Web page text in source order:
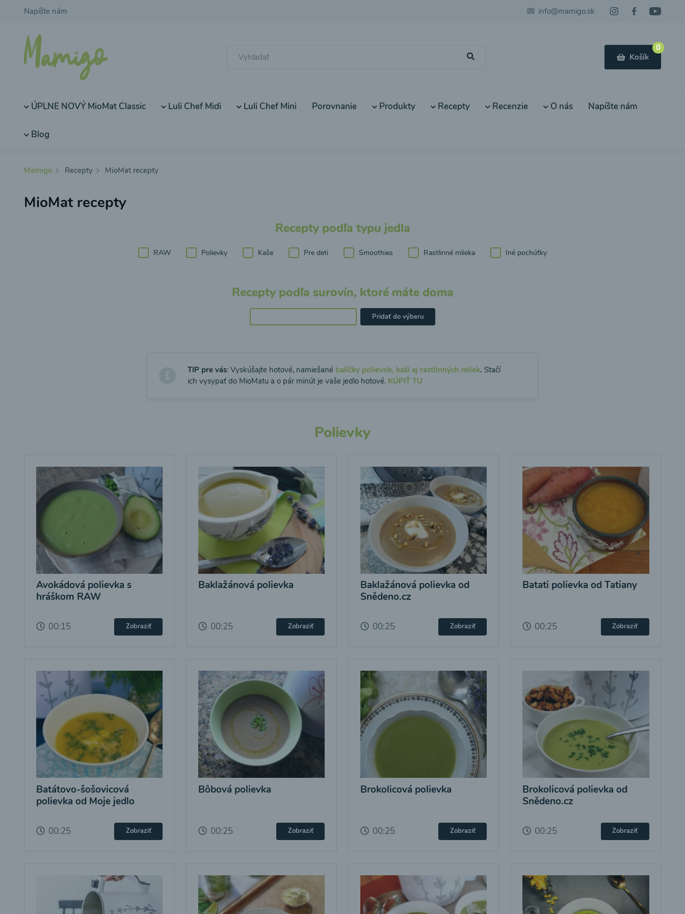
Napíšte nám info@mamigo.sk
0
Košík
ÚPLNE NOVÝ MioMat Classic Luli Chef Midi Luli Chef Mini Porovnanie Produkty Recepty Recenzie O nás Napíšte nám
Blog
Mamigo Recepty MioMat recepty
MioMat recepty
Recepty podľa typu jedla
RAW Polievky Kaše Pre deti Smoothies Rastlinné mlieka Iné pochúťky
Recepty podľa surovín, ktoré máte doma
Pridať do výberu
TIP pre vás: Vyskúšajte hotové, namiešané balíčky polievok, kaší aj rastlinných mliek. Stačí
ich vysypať do MioMatu a o pár minút je vaše jedlo hotové. KÚPIŤ TU
Polievky
Avokádová polievka s
hráškom RAW
00:15 Zobraziť
Baklažánová polievka
00:25 Zobraziť
Baklažánová polievka od
Snědeno.cz
00:25 Zobraziť
Batati polievka od Tatiany
00:25 Zobraziť
Batátovo-šošovicová
polievka od Moje jedlo
00:25 Zobraziť
Bôbová polievka
00:25 Zobraziť
Brokolicová polievka
00:25 Zobraziť
Brokolicová polievka od
Snědeno.cz
00:25 Zobraziť